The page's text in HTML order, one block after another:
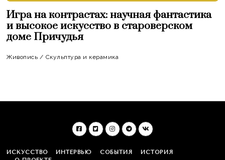
Игра на контрастах: научная фантастика
и высокое искусство в староверском
доме Причудья
Живопись / Скульптура и керамика
ИСКУССТВО ИНТЕРВЬЮ СОБЫТИЯ
ИСТОРИЯ